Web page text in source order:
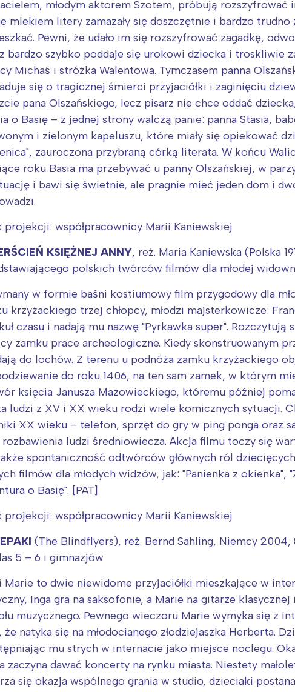
młodym aktorem Szotem, próbują
mlekiem litery zamazały się doszczętnie i bardzo
Pewni, że udało im się rozszyfrować zagadkę,
bardzo szybko poddaje się urokowi dziecka i troskliwie
Michaś i stróżka Walentowa. Tymczasem panna
się o tragicznej śmierci przyjaciółki i zaginięciu
pana Olszańskiego, lecz pisarz nie chce oddać
o Basię – z jednej strony walczą panie: panna Stasia,
i zielonym kapeluszu, które miały się opiekować
zauroczona przybraną córką literata. W końcu
roku Basia ma przebywać u panny Olszańskiej, w
i bawi się świetnie, ale pragnie mieć jeden dom i
projekcji: współpracownicy Marii Kaniewskiej
KSIĘŻNEJ ANNY, reż. Maria Kaniewska (Polska
polskich twórców filmów dla młodej
w formie baśni kostiumowy film przygodowy dla
krzyżackiego trzej chłopcy, młodzi majsterkowicze:
czasu i nadają mu nazwę "Pyrkawka super".
zamku prace archeologiczne. Kiedy skonstruowanym
do lochów. Z terenu u podnóża zamku krzyżackiego
do roku 1406, na ten sam zamek, w którym
księcia Janusza Mazowieckiego, któremu później
ludzi z XV i XX wieku rodzi wiele komicznych sytuacji.
XX wieku – telefon, sprzęt do gry w ping ponga oraz
rozbawienia ludzi średniowiecza. Akcja filmu toczy się
spontaniczność odtwórców głównych ról
filmów dla młodych widzów, jak: "Panienka z
o Basię". [PAT]
projekcji: współpracownicy Marii Kaniewskiej
(The Blindflyers), reż. Bernd Sahling, Niemcy
5 – 6 i gimnazjów
Marie to dwie niewidome przyjaciółki mieszkające w
Inga gra na saksofonie, a Marie na gitarze
muzycznego. Pewnego wieczoru Marie wymyka się z
że natyka się na młodocianego złodziejaszka Herberta.
mu strych w internacie jako miejsce noclegu.
zaczyna dawać koncerty na rynku miasta. Niestety
się okazja wspólnego grania w studio, dzieciaki